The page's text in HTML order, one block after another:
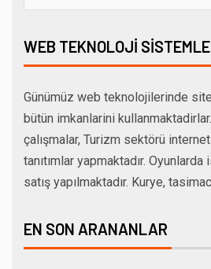
WEB TEKNOLOJI
Günümüz web teknolojilerinde
bütün imkanlarini
çalışmalar, Turizm sektörü internet
tanıtımlar yapmaktadır.
satış yapılmaktadır. Kurye,
EN SON ARANANLAR